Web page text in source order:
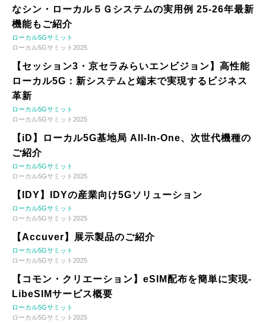
なシン・ローカル５Ｇシステムの実用例 25-26年最新
機能もご紹介
ローカル5Gサミット
ローカル5Gサミット2025
【セッション3・京セラみらいエンビジョン】高性能
ローカル5G：新システムと端末で実現するビジネス
革新
ローカル5Gサミット
ローカル5Gサミット2025
【iD】ローカル5G基地局 All-In-One、次世代機種の
ご紹介
ローカル5Gサミット
ローカル5Gサミット2025
【IDY】IDYの産業向け5Gソリューション
ローカル5Gサミット
ローカル5Gサミット2025
【Accuver】展示製品のご紹介
ローカル5Gサミット
ローカル5Gサミット2025
【コモン・クリエーション】eSIM配布を簡単に実現-
LibeSIMサービス概要
ローカル5Gサミット
ローカル5Gサミット2025